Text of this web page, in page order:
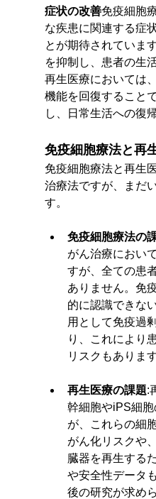
症状の改善免疫細胞
な疾患に関連する症
とが期待されていま
を抑制し、患者の生
再生医療においては
機能を回復すること
し、日常生活への復
免疫細胞療法と再
免疫細胞療法と再生
治療法ですが、まだ
す。
免疫細胞療法の
がん治療におい
すが、全ての患
ありません。免
的に認識できな
用として免疫過
り、これにより
リスクもあります
再生医療の課題:
幹細胞やiPS細
が、これらの細
がん化リスクや
臓器を再生する
や安全性データ
後の研究が求め